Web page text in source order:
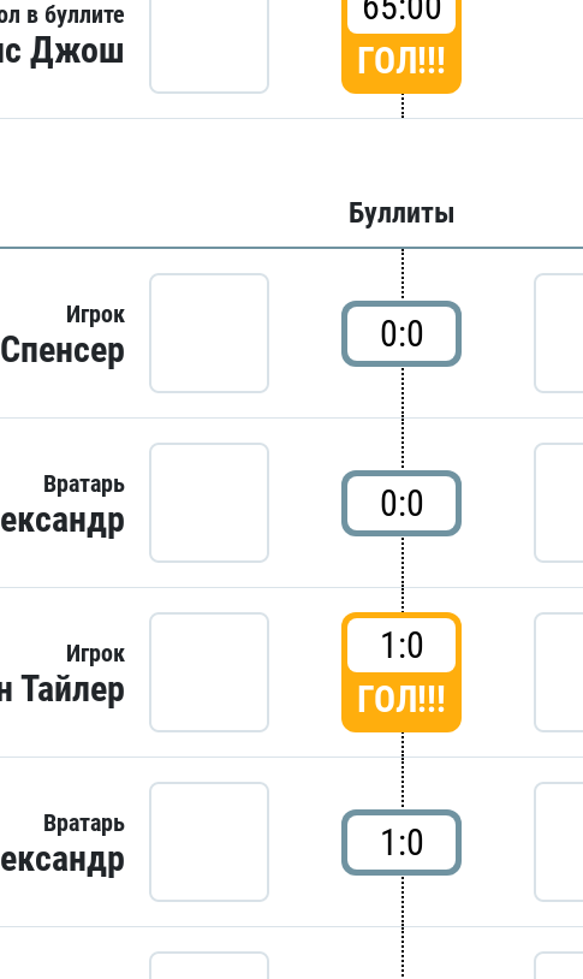
в буллите
Джош
ГОЛ!!!
Буллиты
Игрок 0:0
Вратарь 0:0
Игрок
Тайлер
1:0
ГОЛ!!!
Вратарь 1:0